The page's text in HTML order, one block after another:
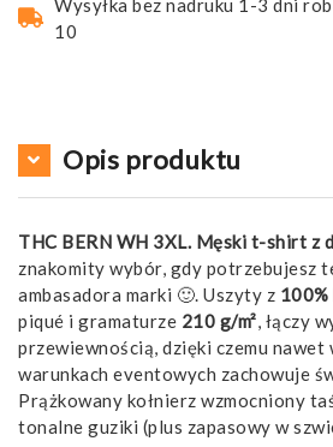
Wysyłka bez nadruku 1-3 dni
10
Opis produktu
THC BERN WH 3XL. Męski t-shirt z
znakomity wybór, gdy potrzebujesz
ambasadora marki 🙂. Uszyty z 100%
piqué i gramaturze 210 g/m², łączy
przewiewnością, dzięki czemu nawet
warunkach eventowych zachowuje
Prążkowany kołnierz wzmocniony
tonalne guziki (plus zapasowy w